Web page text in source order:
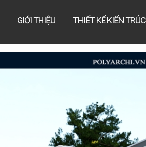
GIỚI THIỆU THIẾT KẾ KIẾN TRÚC